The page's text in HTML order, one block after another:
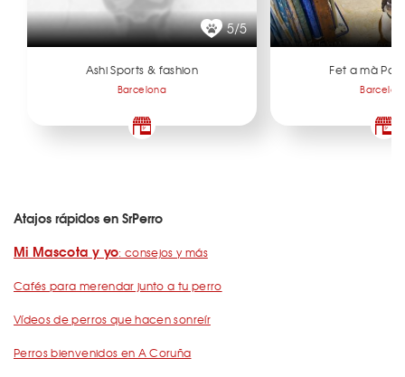
5/5
Ashi Sports & fashion
Barcelona
Fet a mà
Atajos rápidos en SrPerro
Mi Mascota y yo: consejos y más
Cafés para merendar junto a tu perro
Vídeos de perros que hacen sonreír
Perros bienvenidos en A Coruña